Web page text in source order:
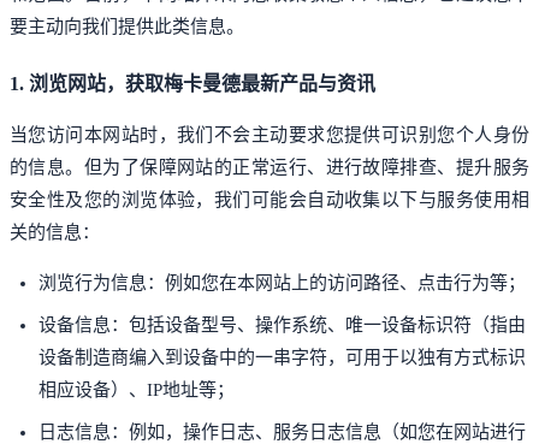
要主动向我们提供此类信息。
1. 浏览网站，获取梅卡曼德最新产品与资讯
当您访问本网站时，我们不会主动要求您提供可识别您个人身份
的信息。但为了保障网站的正常运行、进行故障排查、提升服务
安全性及您的浏览体验，我们可能会自动收集以下与服务使用相
关的信息：
浏览行为信息：例如您在本网站上的访问路径、点击行为等；
设备信息：包括设备型号、操作系统、唯一设备标识符（指由
设备制造商编入到设备中的一串字符，可用于以独有方式标识
相应设备）、IP地址等；
日志信息：例如，操作日志、服务日志信息（如您在网站进行